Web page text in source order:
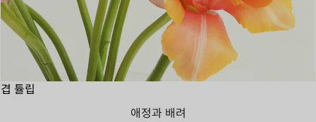
겹 튤립
애정과 배려